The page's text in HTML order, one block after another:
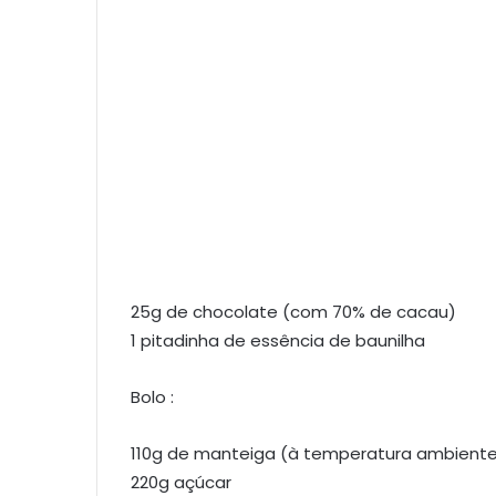
25g de chocolate (com 70% de cacau)
1 pitadinha de essência de baunilha
Bolo :
110g de manteiga (à temperatura
220g açúcar